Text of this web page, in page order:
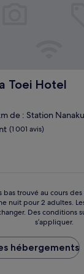
Toei Hotel
de : Station
(1 001 avis)
bas trouvé au cours
nuit pour 2 adultes.
Des conditions
s’appliquer.
hébergements